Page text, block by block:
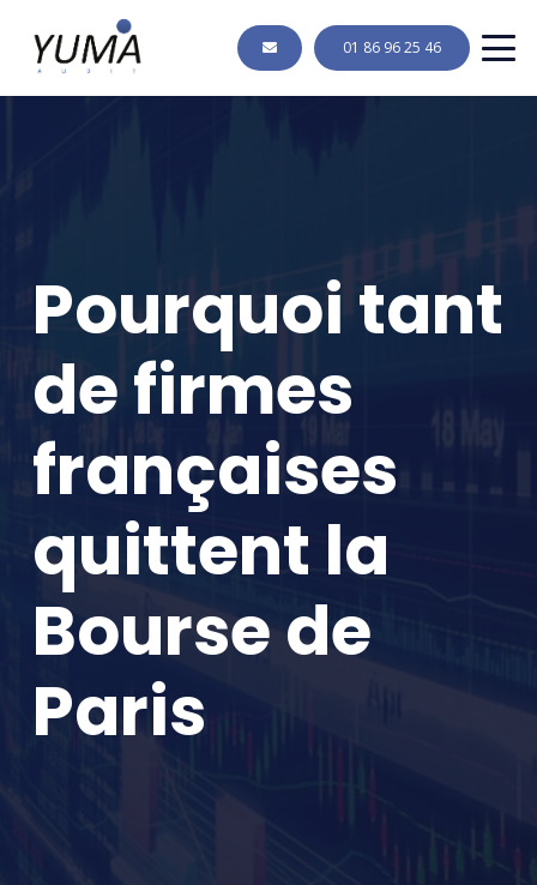
01 86 96 25 46
Pourquoi tant
de firmes
françaises
quittent la
Bourse de
Paris